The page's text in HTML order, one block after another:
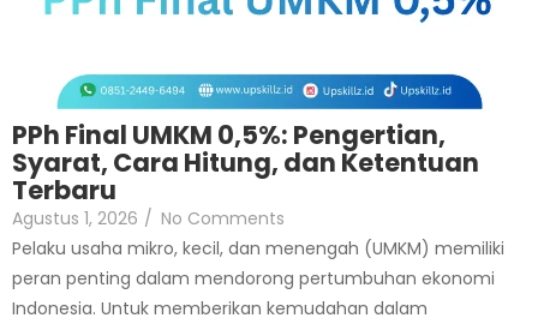
PPh Final UMKM 0,5%: Pengertian,
Syarat, Cara Hitung, dan Ketentuan
Terbaru
Agustus 1, 2026 / No Comments
Pelaku usaha mikro, kecil, dan menengah (UMKM) memiliki
peran penting dalam mendorong pertumbuhan ekonomi
Indonesia. Untuk memberikan kemudahan dalam